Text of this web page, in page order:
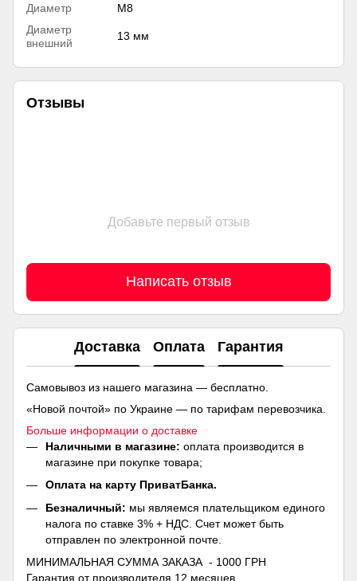
Диаметр
М8
Диаметр
внешний
13 мм
Отзывы
Добавьте первый отзыв
Написать отзыв
Доставка Оплата Гарантия
Самовывоз из нашего магазина — бесплатно.
«Новой почтой» по Украине — по тарифам перевозчика.
Больше информации о доставке
Наличными в магазине: оплата производится в
магазине при покупке товара;
Оплата на карту ПриватБанка.
Безналичный: мы являемся плательщиком единого
налога по ставке 3% + НДС. Счет может быть
отправлен по электронной почте.
МИНИМАЛЬНАЯ СУММА ЗАКАЗА - 1000 ГРН
Гарантия от производителя 12 месяцев